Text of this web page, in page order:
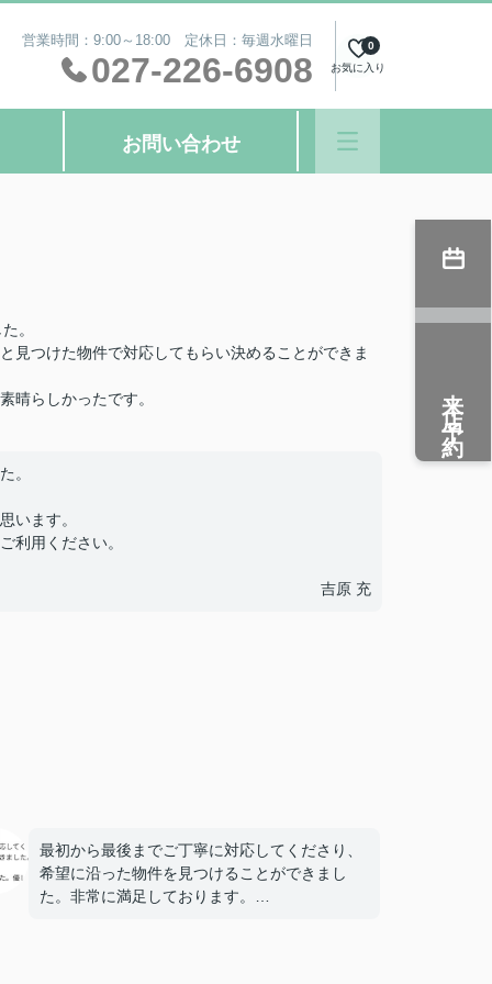
営業時間：9:00～18:00 定休日：毎週水曜日
027-226-6908 お気に入り
0
お問い合わせ
。
見つけた物件で対応してもらい決めることができま
晴らしかったです。
。
います。
利用ください。
吉原 充
最初から最後までご丁寧に対応してくださり、
希望に沿った物件を見つけることができまし
た。非常に満足しております。
来店予約